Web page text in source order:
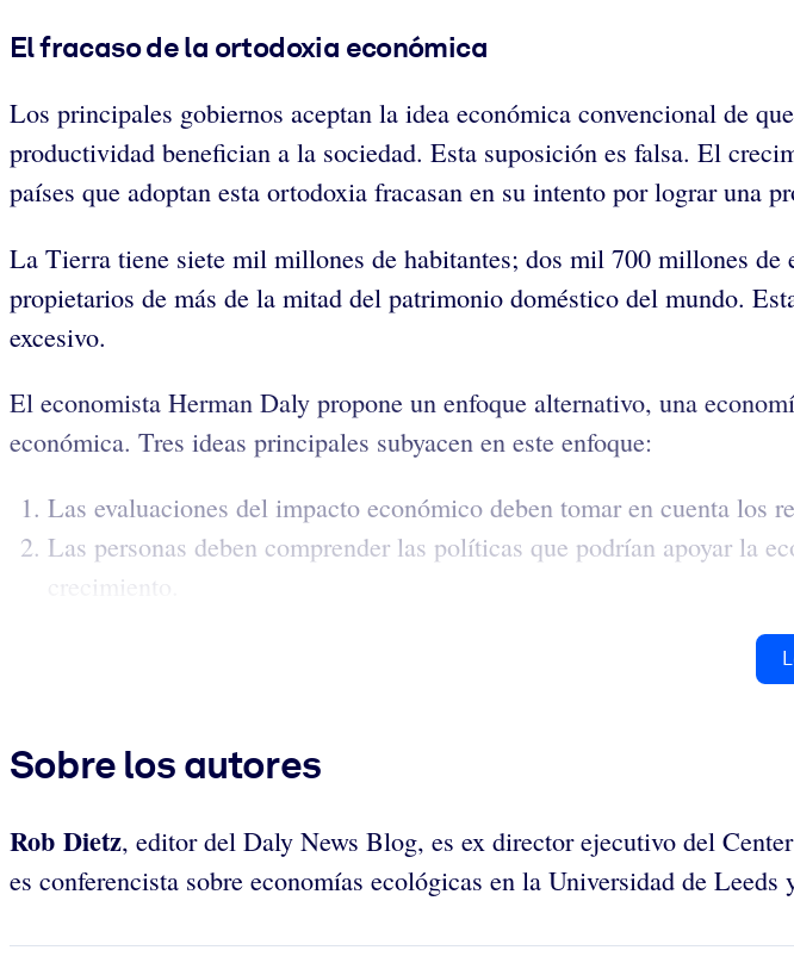
El fracaso de la ortodoxia económica
Los principales gobiernos aceptan la idea económica convencional de
productividad benefician a la sociedad. Esta suposición es falsa. El
países que adoptan esta ortodoxia fracasan en su intento por lograr una
La Tierra tiene siete mil millones de habitantes; dos mil 700 millones
propietarios de más de la mitad del patrimonio doméstico del mundo.
excesivo.
El economista Herman Daly propone un enfoque alternativo, una
económica. Tres ideas principales subyacen en este enfoque:
Las evaluaciones del impacto económico deben tomar en cuenta los
Las personas deben comprender las políticas que podrían apoyar la
crecimiento.
Sobre los autores
Rob Dietz, editor del Daly News Blog, es ex director ejecutivo del
es conferencista sobre economías ecológicas en la Universidad de Leeds